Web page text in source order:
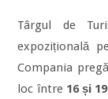
Târgul de
expozițională
Compania
loc între16 și